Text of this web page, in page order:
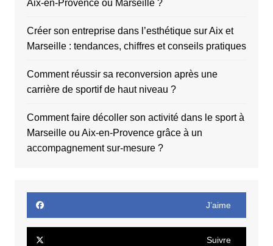
Aix-en-Provence ou Marseille ?
Créer son entreprise dans l’esthétique sur Aix et
Marseille : tendances, chiffres et conseils pratiques
Comment réussir sa reconversion après une
carrière de sportif de haut niveau ?
Comment faire décoller son activité dans le sport à
Marseille ou Aix-en-Provence grâce à un
accompagnement sur-mesure ?
J’aime
Suivre